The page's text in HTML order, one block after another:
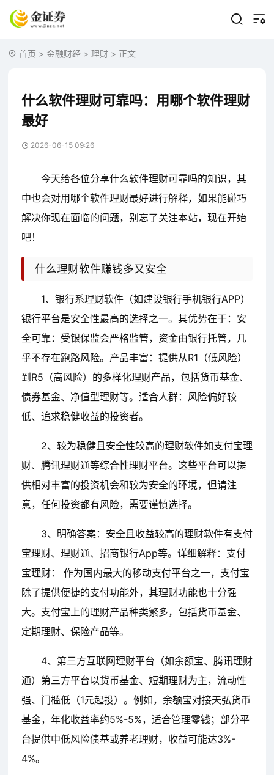
首页 >金融财经 >理财 > 正文
什么软件理财可靠吗：用哪个软件理财
最好
2026-06-15 09:26
今天给各位分享什么软件理财可靠吗的知识，其
中也会对用哪个软件理财最好进行解释，如果能碰巧
解决你现在面临的问题，别忘了关注本站，现在开始
吧！
什么理财软件赚钱多又安全
1、银行系理财软件（如建设银行手机银行APP）
银行平台是安全性最高的选择之一。其优势在于：安
全可靠：受银保监会严格监管，资金由银行托管，几
乎不存在跑路风险。产品丰富：提供从R1（低风险）
到R5（高风险）的多样化理财产品，包括货币基金、
债券基金、净值型理财等。适合人群：风险偏好较
低、追求稳健收益的投资者。
2、较为稳健且安全性较高的理财软件如支付宝理
财、腾讯理财通等综合性理财平台。这些平台可以提
供相对丰富的投资机会和较为安全的环境，但请注
意，任何投资都有风险，需要谨慎选择。
3、明确答案：安全且收益较高的理财软件有支付
宝理财、理财通、招商银行App等。详细解释：支付
宝理财： 作为国内最大的移动支付平台之一，支付宝
除了提供便捷的支付功能外，其理财功能也十分强
大。支付宝上的理财产品种类繁多，包括货币基金、
定期理财、保险产品等。
4、第三方互联网理财平台（如余额宝、腾讯理财
通）第三方平台以货币基金、短期理财为主，流动性
强、门槛低（1元起投）。例如，余额宝对接天弘货币
基金，年化收益率约5%-5%，适合管理零钱；部分平
台提供中低风险债基或养老理财，收益可能达3%-
4%。